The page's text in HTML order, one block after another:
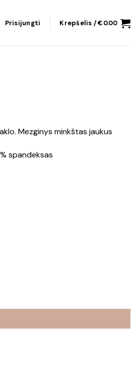
Prisijungti Krepšelis /€0.00
Mezginys minkštas jaukus
spandeksas